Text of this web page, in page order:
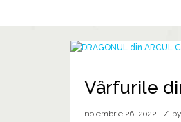
Vârfurile
noiembrie 26, 2022 by